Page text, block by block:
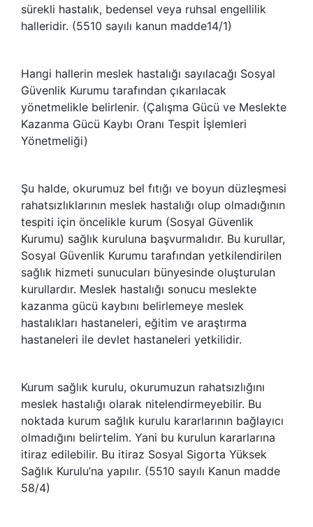
sürekli hastalık, bedensel veya ruhsal engellilik
halleridir. (5510 sayılı kanun madde14/1)
Hangi hallerin meslek hastalığı sayılacağı Sosyal
Güvenlik Kurumu tarafından çıkarılacak
yönetmelikle belirlenir. (Çalışma Gücü ve Meslekte
Kazanma Gücü Kaybı Oranı Tespit İşlemleri
Yönetmeliği)
Şu halde, okurumuz bel fıtığı ve boyun düzleşmesi
rahatsızlıklarının meslek hastalığı olup olmadığının
tespiti için öncelikle kurum (Sosyal Güvenlik
Kurumu) sağlık kuruluna başvurmalıdır. Bu kurullar,
Sosyal Güvenlik Kurumu tarafından yetkilendirilen
sağlık hizmeti sunucuları bünyesinde oluşturulan
kurullardır. Meslek hastalığı sonucu meslekte
kazanma gücü kaybını belirlemeye meslek
hastalıkları hastaneleri, eğitim ve araştırma
hastaneleri ile devlet hastaneleri yetkilidir.
Kurum sağlık kurulu, okurumuzun rahatsızlığını
meslek hastalığı olarak nitelendirmeyebilir. Bu
noktada kurum sağlık kurulu kararlarının bağlayıcı
olmadığını belirtelim. Yani bu kurulun kararlarına
itiraz edilebilir. Bu itiraz Sosyal Sigorta Yüksek
Sağlık Kurulu’na yapılır. (5510 sayılı Kanun madde
58/4)